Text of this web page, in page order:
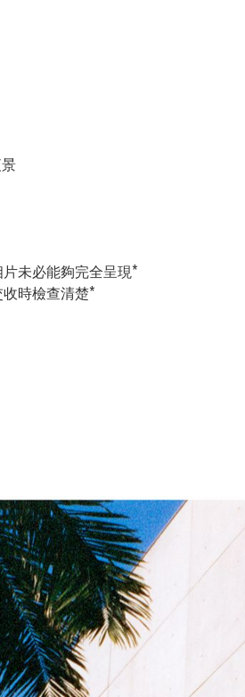
未必能夠完全呈現*
時檢查清楚*